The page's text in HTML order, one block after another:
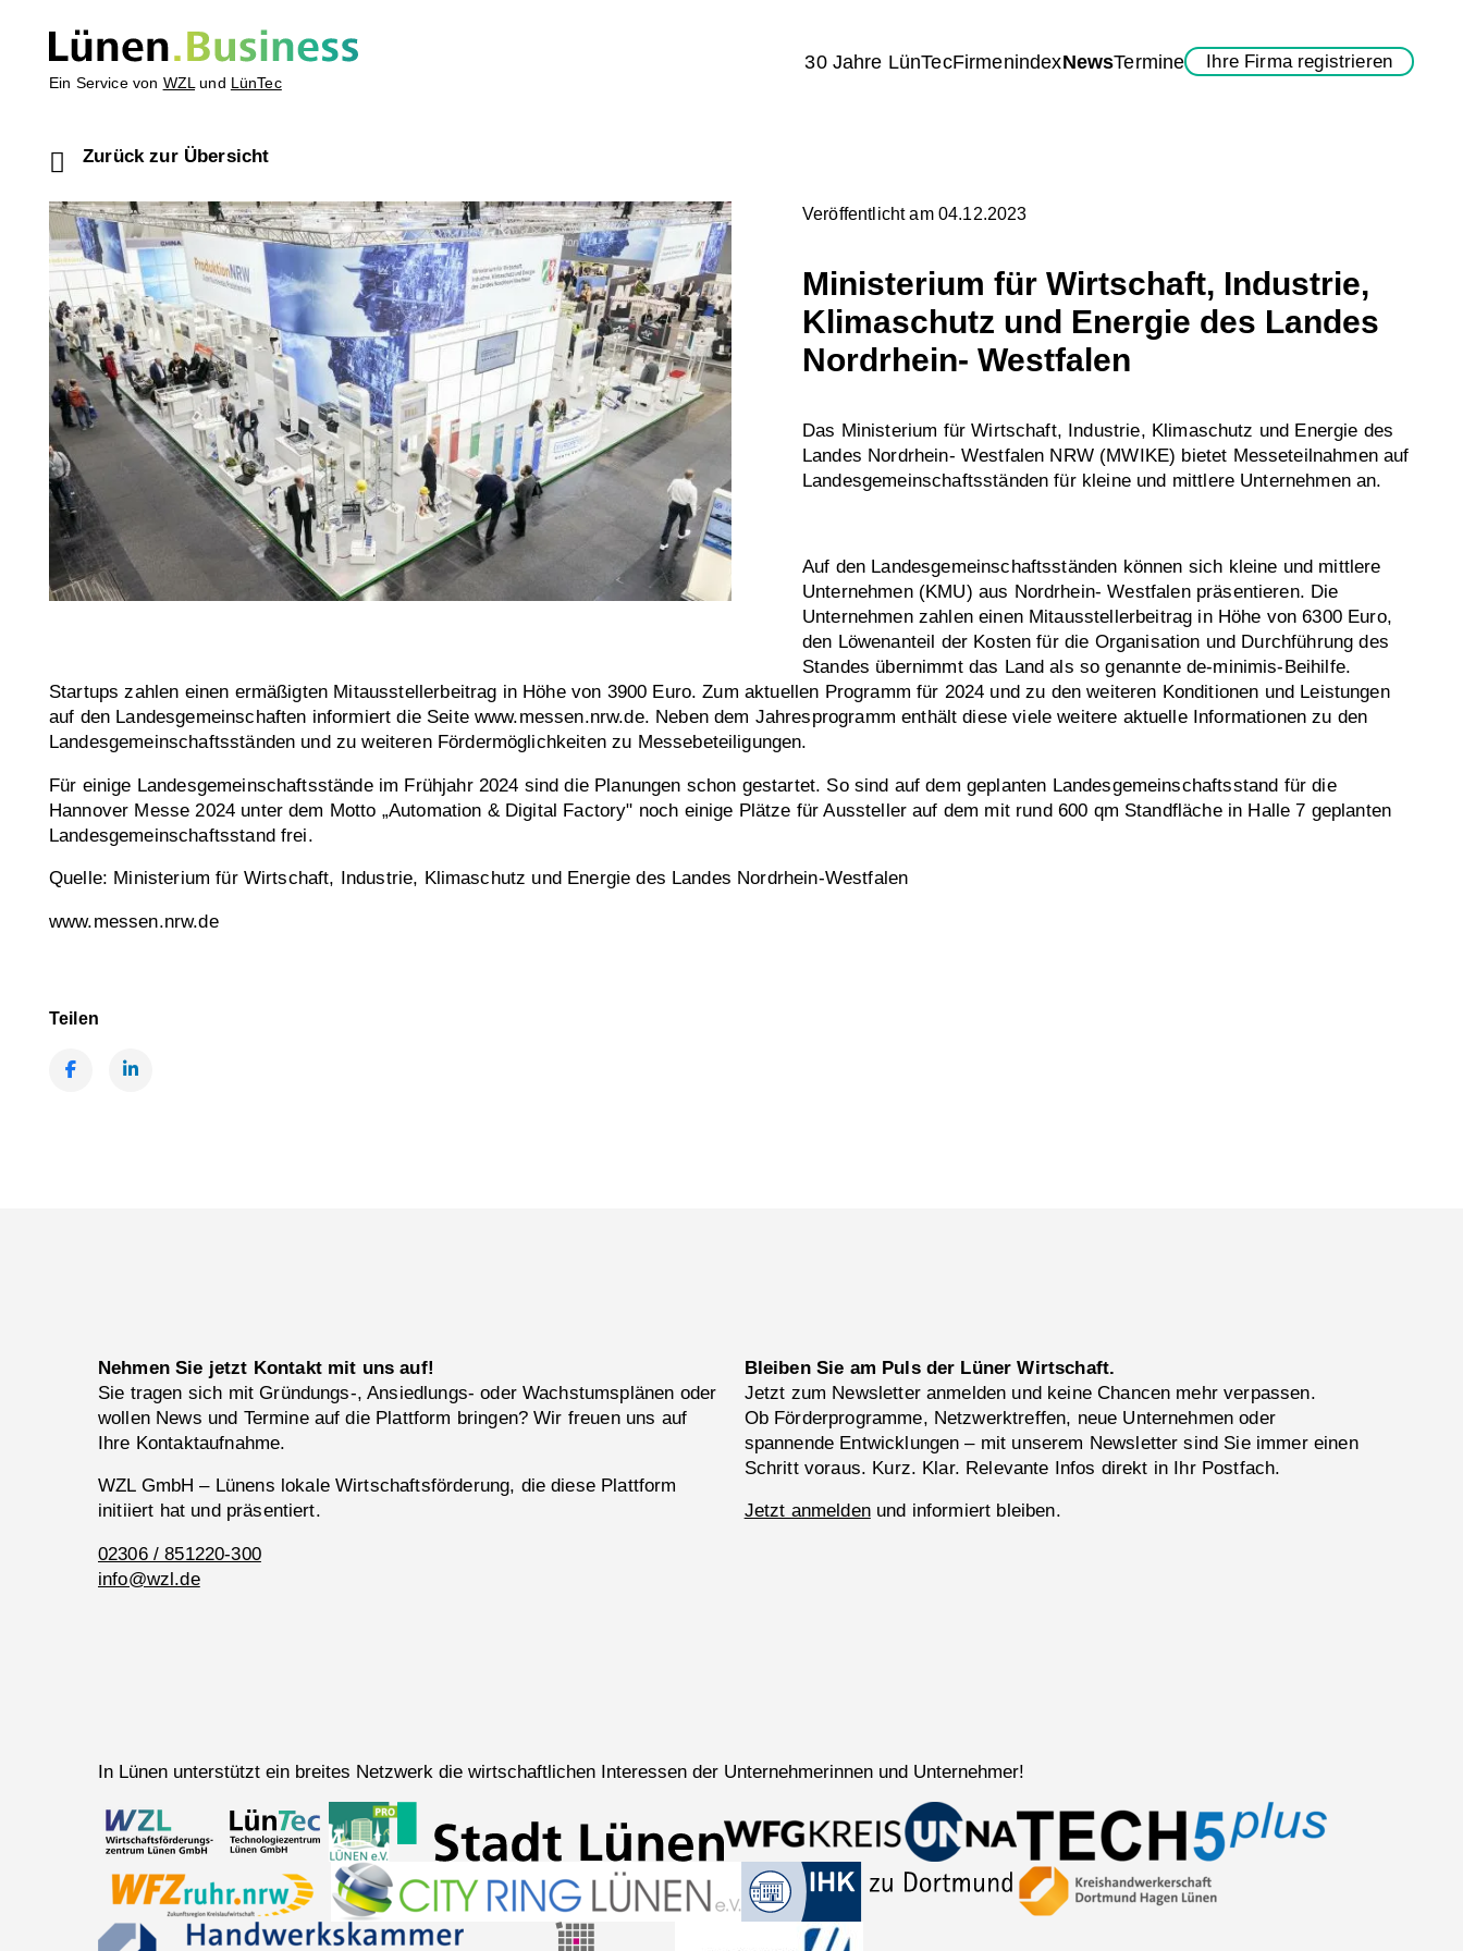
Ein Service von WZL und LünTec
30 Jahre LünTecFirmenindexNewsTermine Ihre Firma registrieren
Zurück zur Übersicht
Veröffentlicht am 04.12.2023
Ministerium für Wirtschaft, Industrie,
Klimaschutz und Energie des Landes
Nordrhein- Westfalen
Das Ministerium für Wirtschaft, Industrie, Klimaschutz und Energie des
Landes Nordrhein- Westfalen NRW (MWIKE) bietet Messeteilnahmen auf
Landesgemeinschaftsständen für kleine und mittlere Unternehmen an.
Auf den Landesgemeinschaftsständen können sich kleine und mittlere
Unternehmen (KMU) aus Nordrhein- Westfalen präsentieren. Die
Unternehmen zahlen einen Mitausstellerbeitrag in Höhe von 6300 Euro,
den Löwenanteil der Kosten für die Organisation und Durchführung des
Standes übernimmt das Land als so genannte de-minimis-Beihilfe.
Startups zahlen einen ermäßigten Mitausstellerbeitrag in Höhe von 3900 Euro. Zum aktuellen Programm für 2024 und zu den weiteren Konditionen und Leistungen
auf den Landesgemeinschaften informiert die Seite www.messen.nrw.de. Neben dem Jahresprogramm enthält diese viele weitere aktuelle Informationen zu den
Landesgemeinschaftsständen und zu weiteren Fördermöglichkeiten zu Messebeteiligungen.
Für einige Landesgemeinschaftsstände im Frühjahr 2024 sind die Planungen schon gestartet. So sind auf dem geplanten Landesgemeinschaftsstand für die
Hannover Messe 2024 unter dem Motto „Automation & Digital Factory" noch einige Plätze für Aussteller auf dem mit rund 600 qm Standfläche in Halle 7 geplanten
Landesgemeinschaftsstand frei.
Quelle: Ministerium für Wirtschaft, Industrie, Klimaschutz und Energie des Landes Nordrhein-Westfalen
www.messen.nrw.de
Teilen
Nehmen Sie jetzt Kontakt mit uns auf!
Sie tragen sich mit Gründungs-, Ansiedlungs- oder Wachstumsplänen oder
wollen News und Termine auf die Plattform bringen? Wir freuen uns auf
Ihre Kontaktaufnahme.
WZL GmbH – Lünens lokale Wirtschaftsförderung, die diese Plattform
initiiert hat und präsentiert.
02306 / 851220-300
info@wzl.de
Bleiben Sie am Puls der Lüner Wirtschaft.
Jetzt zum Newsletter anmelden und keine Chancen mehr verpassen.
Ob Förderprogramme, Netzwerktreffen, neue Unternehmen oder
spannende Entwicklungen – mit unserem Newsletter sind Sie immer einen
Schritt voraus. Kurz. Klar. Relevante Infos direkt in Ihr Postfach.
Jetzt anmeldenund informiert bleiben.
In Lünen unterstützt ein breites Netzwerk die wirtschaftlichen Interessen der Unternehmerinnen und Unternehmer!